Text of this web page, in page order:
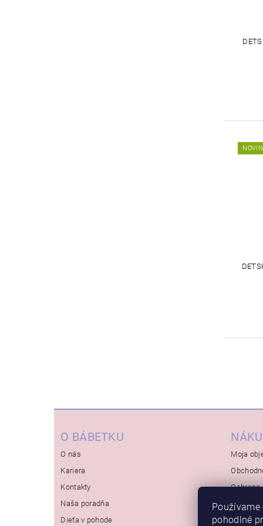
O BÁBETKU
O nás
Kariera
Kontakty
Naša poradňa
Dieťa v pohode
Moja
Ochrana
pohodlné